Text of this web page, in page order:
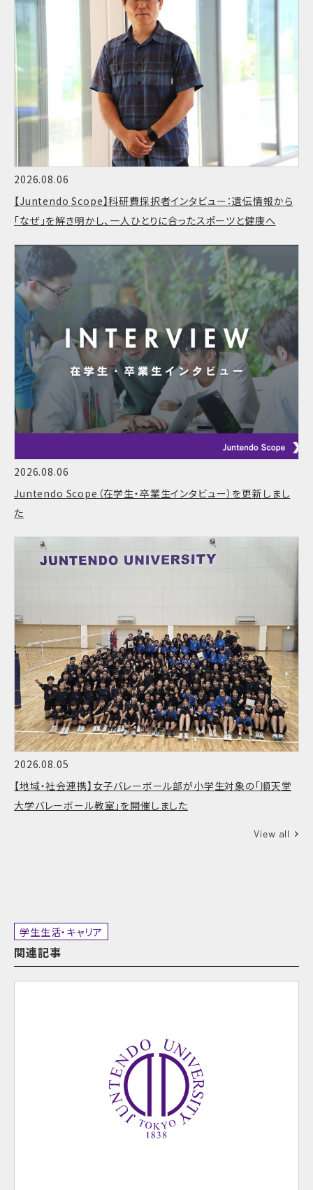
2026.08.06
【Juntendo Scope】科研費採択者インタビュー：遺伝情報から
「なぜ」を解き明かし、一人ひとりに合ったスポーツと健康へ
2026.08.06
Juntendo Scope（在学生・卒業生インタビュー）を更新しまし
た
2026.08.05
【地域・社会連携】女子バレーボール部が小学生対象の「順天堂
大学バレーボール教室」を開催しました
View all
学生生活・キャリア
関連記事